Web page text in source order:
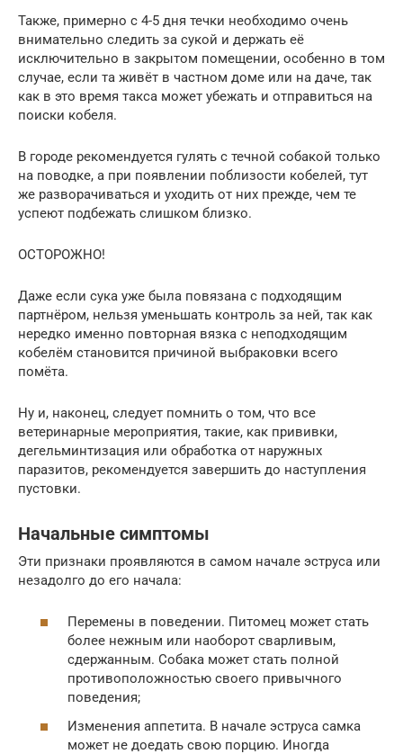
Также, примерно с 4-5 дня течки необходимо очень
внимательно следить за сукой и держать её
исключительно в закрытом помещении, особенно в том
случае, если та живёт в частном доме или на даче, так
как в это время такса может убежать и отправиться на
поиски кобеля.
В городе рекомендуется гулять с течной собакой только
на поводке, а при появлении поблизости кобелей, тут
же разворачиваться и уходить от них прежде, чем те
успеют подбежать слишком близко.
ОСТОРОЖНО!
Даже если сука уже была повязана с подходящим
партнёром, нельзя уменьшать контроль за ней, так как
нередко именно повторная вязка с неподходящим
кобелём становится причиной выбраковки всего
помёта.
Ну и, наконец, следует помнить о том, что все
ветеринарные мероприятия, такие, как прививки,
дегельминтизация или обработка от наружных
паразитов, рекомендуется завершить до наступления
пустовки.
Начальные симптомы
Эти признаки проявляются в самом начале эструса или
незадолго до его начала:
Перемены в поведении. Питомец может стать
более нежным или наоборот сварливым,
сдержанным. Собака может стать полной
противоположностью своего привычного
поведения;
Изменения аппетита. В начале эструса самка
может не доедать свою порцию. Иногда